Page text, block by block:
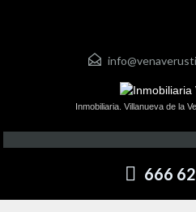
Inmobiliaria. Villanueva de la
666